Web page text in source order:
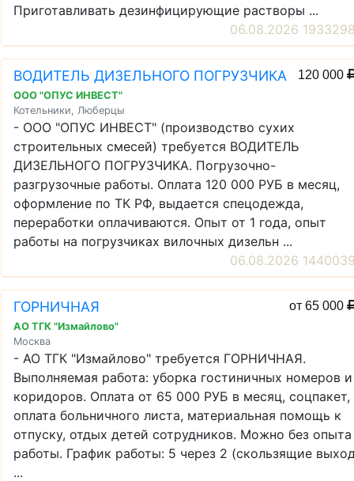
Приготавливать дезинфицирующие растворы ...
06.08.2026
ВОДИТЕЛЬ ДИЗЕЛЬНОГО ПОГРУЗЧИКА 120 000
ООО "ОПУС ИНВЕСТ"
Котельники, Люберцы
- ООО "ОПУС ИНВЕСТ" (производство сухих
строительных смесей) требуется ВОДИТЕЛЬ
ДИЗЕЛЬНОГО ПОГРУЗЧИКА. Погрузочно-
разгрузочные работы. Оплата 120 000 РУБ в месяц,
оформление по ТК РФ, выдается спецодежда,
переработки оплачиваются. Опыт от 1 года, опыт
работы на погрузчиках вилочных дизельн ...
06.08.2026
ГОРНИЧНАЯ от 65 000
АО ТГК "Измайлово"
Москва
- АО ТГК "Измайлово" требуется ГОРНИЧНАЯ.
Выполняемая работа: уборка гостиничных номеров и
коридоров. Оплата от 65 000 РУБ в месяц, соцпакет,
оплата больничного листа, материальная помощь к
отпуску, отдых детей сотрудников. Можно без опыта
работы. График работы: 5 через 2 (скользящие
...